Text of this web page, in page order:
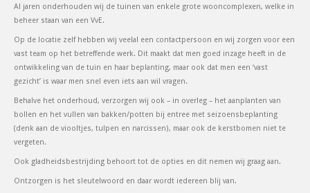
Al jaren onderhouden wij de tuinen van enkele grote wooncomplexen, welke in
beheer staan van een VvE.
Op de locatie zelf hebben wij veelal een contactpersoon en wij zorgen voor een
vast team op het betreffende werk. Dit maakt dat men goed inzage heeft in de
ontwikkeling van de tuin en haar beplanting, maar ook dat men een ‘vast
gezicht’ is waar men snel even iets aan wil vragen.
Behalve het onderhoud, verzorgen wij ook – in overleg – het aanplanten van
bollen en het vullen van bakken/potten bij entree met seizoensbeplanting
(denk aan de viooltjes, tulpen en narcissen), maar ook de kerstbomen niet te
vergeten.
Ook gladheidsbestrijding behoort tot de opties en dit nemen wij graag aan.
Ontzorgen is het sleutelwoord en daar wordt iedereen blij van.